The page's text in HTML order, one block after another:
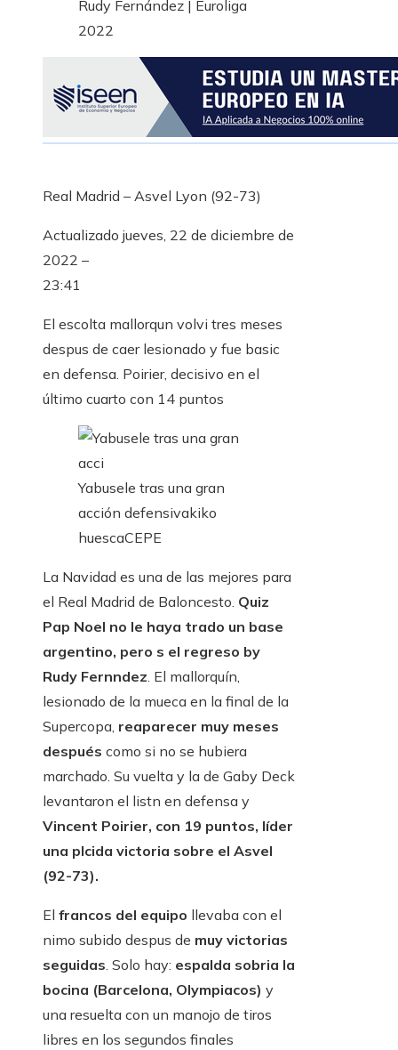
Real Madrid – Asvel Lyon (92-73)
Actualizado jueves, 22 de diciembre de
2022 –
23:41
El escolta mallorqun volvi tres meses
despus de caer lesionado y fue basic
en defensa. Poirier, decisivo en el
último cuarto con 14 puntos
Yabusele tras una gran
acción defensivakiko
huescaCEPE
La Navidad es una de las mejores para
el Real Madrid de Baloncesto. Quiz
Pap Noel no le haya trado un base
argentino, pero s el regreso by
Rudy Fernndez. El mallorquín,
lesionado de la mueca en la final de la
Supercopa, reaparecer muy meses
después como si no se hubiera
marchado. Su vuelta y la de Gaby Deck
levantaron el listn en defensa y
Vincent Poirier, con 19 puntos, líder
una plcida victoria sobre el Asvel
(92-73).
El francos del equipo llevaba con el
nimo subido despus de muy victorias
seguidas. Solo hay: espalda sobria la
bocina (Barcelona, ​​Olympiacos) y
una resuelta con un manojo de tiros
libres en los segundos finales